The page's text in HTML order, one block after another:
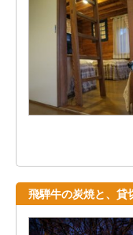
飛騨牛の炭焼と、貸